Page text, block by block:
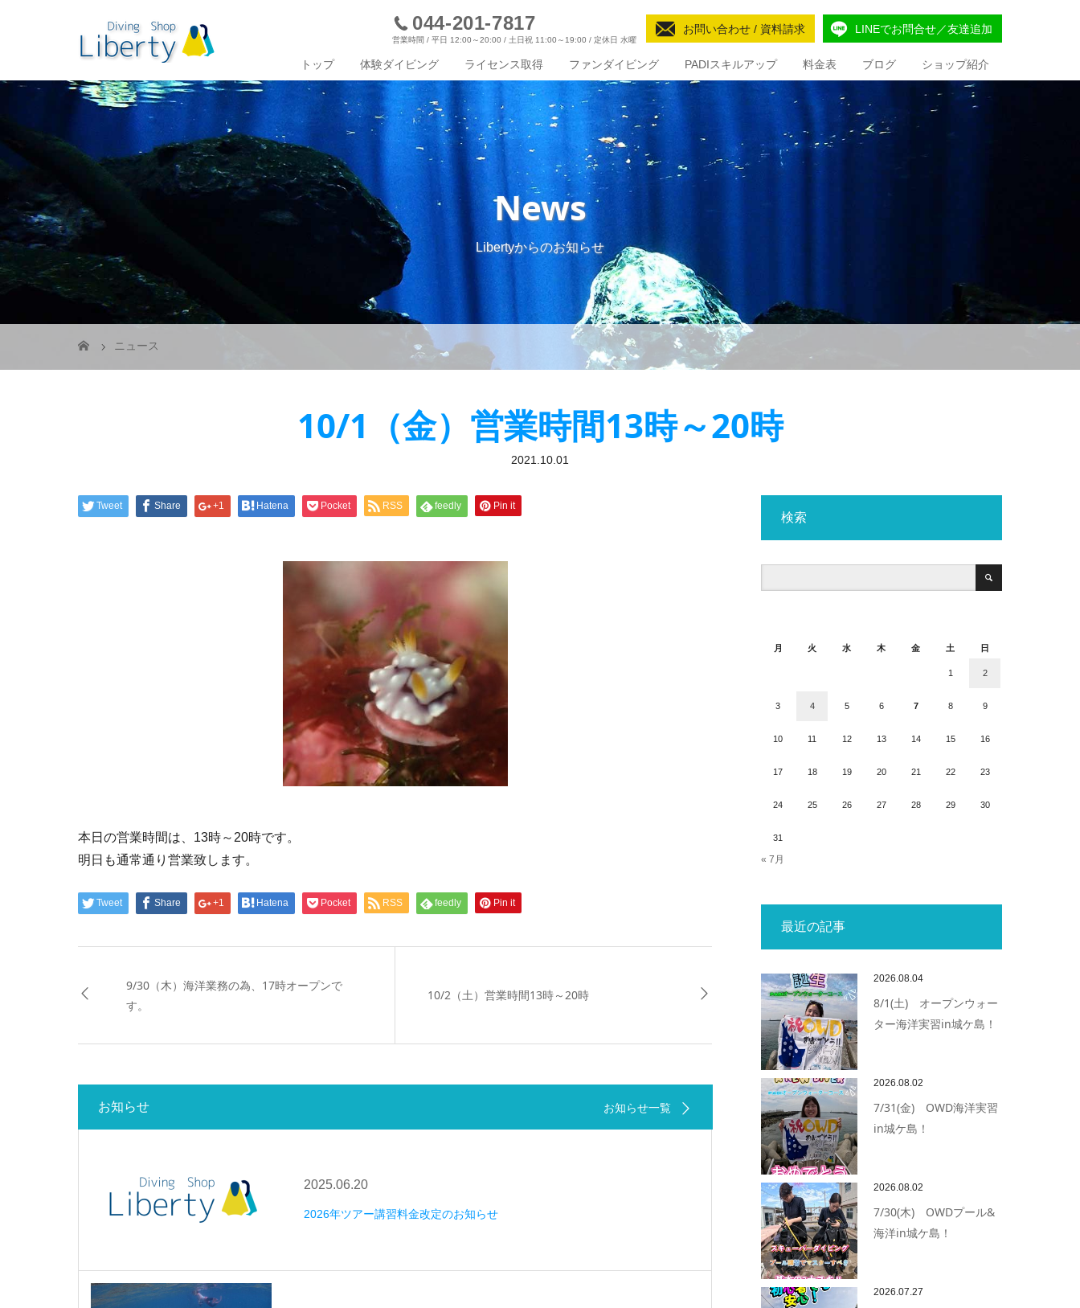
044-201-7817
営業時間 / 平日 12:00～20:00 / 土日祝 11:00～19:00 / 定休日 水曜
お問い合わせ / 資料請求 LINEでお問合せ／友達追加
トップ 体験ダイビング ライセンス取得 ファンダイビング PADIスキルアップ 料金表 ブログ ショップ紹介
News
Libertyからのお知らせ
ニュース
10/1（金）営業時間13時～20時
2021.10.01
Tweet Share +1 Hatena Pocket RSS feedly Pin it
本日の営業時間は、13時～20時です。
明日も通常通り営業致します。
Tweet Share +1 Hatena Pocket RSS feedly Pin it
9/30（木）海洋業務の為、17時オープンで
す。
10/2（土）営業時間13時～20時
お知らせ お知らせ一覧
2025.06.20
2026年ツアー講習料金改定のお知らせ
検索
月
火 水 木 金 土 日
1 2
3 4 5 6 7 8 9
10 11 12 13 14 15 16
17 18 19 20 21 22 23
24 25 26 27 28 29 30
31
« 7月
最近の記事
2026.08.04
8/1(土) オープンウォー
ター海洋実習in城ケ島！
2026.08.02
7/31(金) OWD海洋実習
in城ケ島！
2026.08.02
7/30(木) OWDプール&
海洋in城ケ島！
2026.07.27